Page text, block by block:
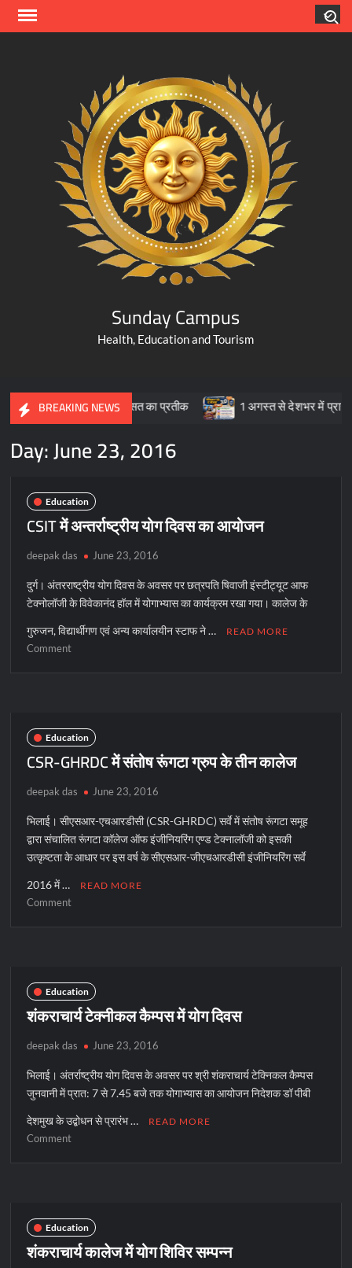
Skip
Sunday Campus
Health, Education and Tourism
BREAKING NEWS
विरासत का प्रतीक 1 अगस्त से देशभर में प्रारंभ हुआ
Day:June 23, 2016
Education
CSIT में अन्तर्राष्ट्रीय योग दिवस का आयोजन
deepak das June 23, 2016
दुर्ग। अंतरराष्ट्रीय योग दिवस के अवसर पर छत्रपति षिवाजी इंस्टीट्यूट आफ
टेक्नोलॉजी के विवेकानंद हॉल में योगाभ्यास का कार्यक्रम रखा गया। कालेज के
गुरुजन, विद्यार्थीगण एवं अन्य कार्यालयीन स्टाफ ने … READ MORE
Commenton
दिवस
आयोजन
Education
CSR-GHRDC में संतोष रूंगटा ग्रुप के तीन कालेज
deepak das June 23, 2016
भिलाई। सीएसआर-एचआरडीसी (CSR-GHRDC) सर्वे में संतोष रूंगटा समूह
द्वारा संचालित रूंगटा कॉलेज ऑफ इंजीनियरिंग एण्ड टेक्नालॉजी को इसकी
उत्कृष्टता के आधार पर इस वर्ष के सीएसआर-जीएचआरडीसी इंजीनियरिंग सर्वे
2016 में … READ MORE
Commenton
रूंगटा
ग्रुप
के
Education
शंकराचार्य टेक्नीकल कैम्पस में योग दिवस
deepak das June 23, 2016
भिलाई। अंतर्राष्ट्रीय योग दिवस के अवसर पर श्री शंकराचार्य टेक्निकल कैम्पस
जुनवानी में प्रात: 7 से 7.45 बजे तक योगाभ्यास का आयोजन निदेशक डॉ पीबी
देशमुख के उद्बोधन से प्रारंभ … READ MORE
Commenton
योग
दिवस
Education
शंकराचार्य कालेज में योग शिविर सम्पन्न